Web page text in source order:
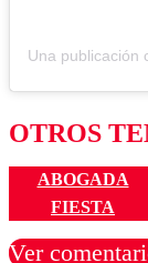
OTROS
ABOGADA
FIESTA
Ver